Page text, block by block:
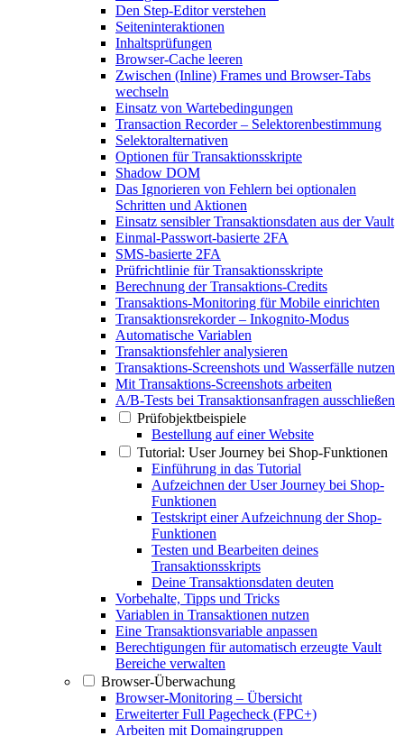
Den Step-Editor verstehen
Seiteninteraktionen
Inhaltsprüfungen
Browser-Cache leeren
Zwischen (Inline) Frames und Browser-Tabs
wechseln
Einsatz von Wartebedingungen
Transaction Recorder – Selektorenbestimmung
Selektoralternativen
Optionen für Transaktionsskripte
Shadow DOM
Das Ignorieren von Fehlern bei optionalen
Schritten und Aktionen
Einsatz sensibler Transaktionsdaten aus der Vault
Einmal-Passwort-basierte 2FA
SMS-basierte 2FA
Prüfrichtlinie für Transaktionsskripte
Berechnung der Transaktions-Credits
Transaktions-Monitoring für Mobile einrichten
Transaktionsrekorder – Inkognito-Modus
Automatische Variablen
Transaktionsfehler analysieren
Transaktions-Screenshots und Wasserfälle nutzen
Mit Transaktions-Screenshots arbeiten
A/B-Tests bei Transaktionsanfragen ausschließen
Prüfobjektbeispiele
Bestellung auf einer Website
Tutorial: User Journey bei Shop-Funktionen
Einführung in das Tutorial
Aufzeichnen der User Journey bei Shop-
Funktionen
Testskript einer Aufzeichnung der Shop-
Funktionen
Testen und Bearbeiten deines
Transaktionsskripts
Deine Transaktionsdaten deuten
Vorbehalte, Tipps und Tricks
Variablen in Transaktionen nutzen
Eine Transaktionsvariable anpassen
Berechtigungen für automatisch erzeugte Vault
Bereiche verwalten
Browser-Überwachung
Browser-Monitoring – Übersicht
Erweiterter Full Pagecheck (FPC+)
Arbeiten mit Domaingruppen